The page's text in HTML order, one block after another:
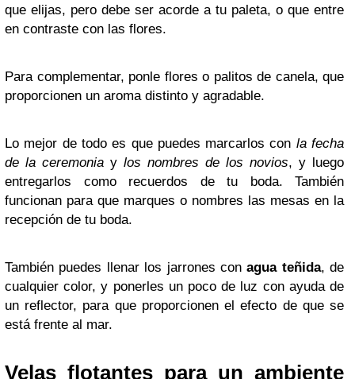
que elijas, pero debe ser acorde a tu paleta, o que entre
en contraste con las flores.
Para complementar, ponle flores o palitos de canela, que
proporcionen un aroma distinto y agradable.
Lo mejor de todo es que puedes marcarlos con la fecha
de la ceremonia y los nombres de los novios, y luego
entregarlos como recuerdos de tu boda. También
funcionan para que marques o nombres las mesas en la
recepción de tu boda.
También puedes llenar los jarrones conagua teñida, de
cualquier color, y ponerles un poco de luz con ayuda de
un reflector, para que proporcionen el efecto de que se
está frente al mar.
Velas flotantes para un ambiente